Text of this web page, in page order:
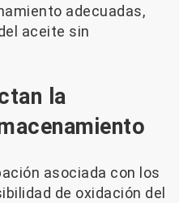
adecuadas,
aceite sin
la
asociada con los
de oxidación del